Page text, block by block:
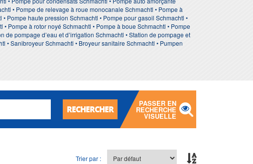
• Pompe de relevage à roue monocanale Schmachtl • Pompe à
Pompe haute pression Schmachtl • Pompe pour gasoil Schmachtl •
Pompe à rotor noyé Schmachtl • Pompe à boue Schmachtl • Pompe
pompage d’eau et d’irrigation Schmachtl • Station de pompage et
• Sanibroyeur Schmachtl • Broyeur sanitaire Schmachtl • Pumpen
RECHERCHER
PASSER EN
RECHERCHE
VISUELLE
Trier par :